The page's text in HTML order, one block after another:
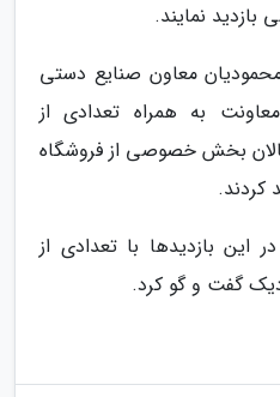
نمایند.
معاون صنایع دستی
به همراه تعدادی از
بخش خصوصی از فروشگاه
کردند.
بازدیدها با تعدادی از
گفت و گو کرد.